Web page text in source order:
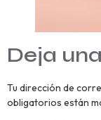
Deja
Tu dirección de
obligatorios están